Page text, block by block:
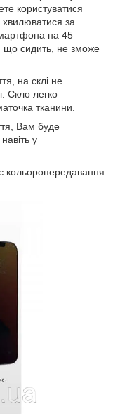
користуватися
за
на 45
що сидить, не зможе
на склі не
Скло легко
тканини.
Вам буде
у
кольоропередавання